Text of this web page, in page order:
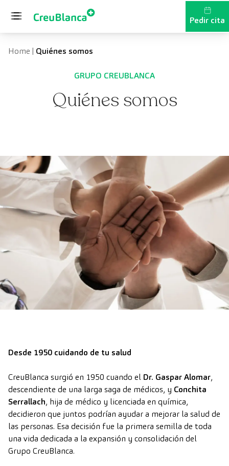
Pedir cita
Home | Quiénes somos
GRUPO CREUBLANCA
Quiénes somos
Desde 1950 cuidando de tu salud
CreuBlanca surgió en 1950 cuando el Dr. Gaspar Alomar,
descendiente de una larga saga de médicos, y Conchita
Serrallach, hija de médico y licenciada en química,
decidieron que juntos podrían ayudar a mejorar la salud de
las personas. Esa decisión fue la primera semilla de toda
una vida dedicada a la expansión y consolidación del
Grupo CreuBlanca.